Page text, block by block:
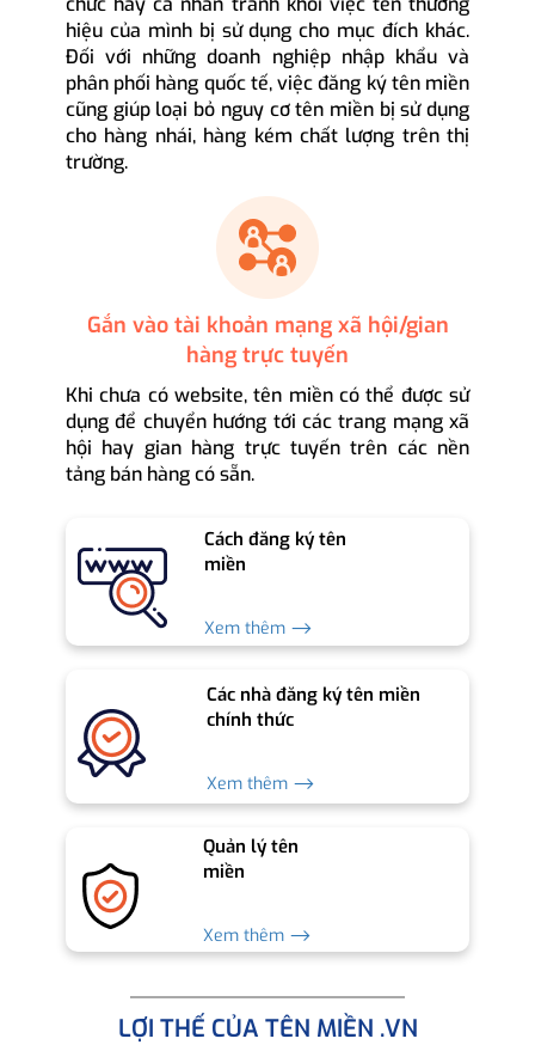
hiệu của mình bị sử dụng cho mục đích khác.
Đối với những doanh nghiệp nhập khẩu và
phân phối hàng quốc tế, việc đăng ký tên miền
cũng giúp loại bỏ nguy cơ tên miền bị sử dụng
cho hàng nhái, hàng kém chất lượng trên thị
trường.
Gắn vào tài khoản mạng xã hội/gian
hàng trực tuyến
Khi chưa có website, tên miền có thể được sử
dụng để chuyển hướng tới các trang mạng xã
hội hay gian hàng trực tuyến trên các nền
tảng bán hàng có sẵn.
Cách đăng ký tên
miền
Xem thêm ⟶
Các nhà đăng ký tên miền
chính thức
Xem thêm ⟶
Quản lý tên
miền
Xem thêm ⟶
LỢI THẾ CỦA TÊN MIỀN .VN